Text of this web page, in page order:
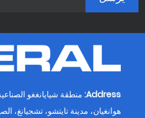
Address: منطقة شيايانغغو
هوانغيان، مدينة تايتشو، تشجيانغ،